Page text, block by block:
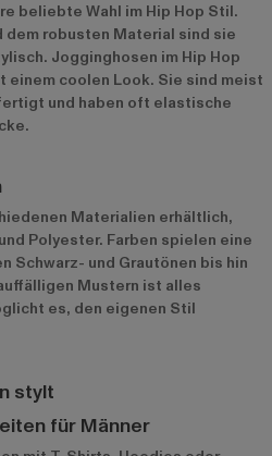
beliebte Wahl im Hip Hop Stil.
dem robusten Material sind sie
Jogginghosen im Hip Hop
coolen Look. Sie sind meist
und haben oft elastische
Materialien erhältlich,
Polyester. Farben spielen eine
Schwarz- und Grautönen bis hin
Mustern ist alles
es, den eigenen Stil
stylt
für Männer